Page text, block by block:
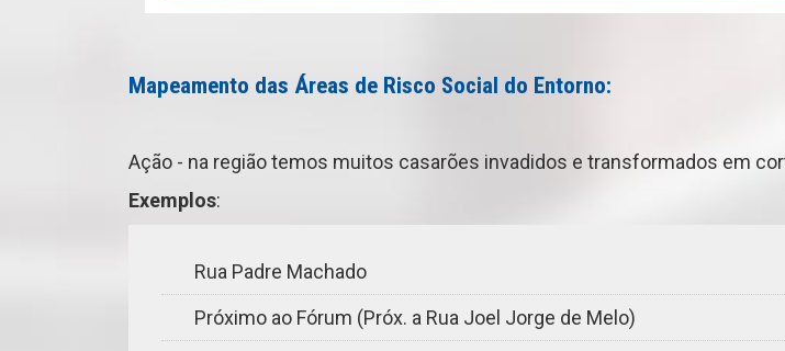
Mapeamento das Áreas de Risco Social do Entorno:
Ação - na região temos muitos casarões invadidos e transformados em
Exemplos:
Rua Padre Machado
Próximo ao Fórum (Próx. a Rua Joel Jorge de Melo)